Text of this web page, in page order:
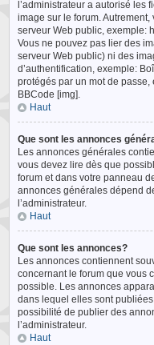
l’administrateur a autorisé les
image sur le forum.
serveur Web public, exemple:
Vous ne pouvez pas lier des
serveur Web public) ni des
d’authentification, exemple:
protégés par un mot de passe,
BBCode [img].
Haut
Que sont les annonces
Les annonces générales
vous devez lire dès que
forum et dans votre panneau
annonces générales dépend
l’administrateur.
Haut
Que sont les annonces?
Les annonces contiennent
concernant le forum que vous
possible. Les annonces
dans lequel elles sont
possibilité de publier des
l’administrateur.
Haut